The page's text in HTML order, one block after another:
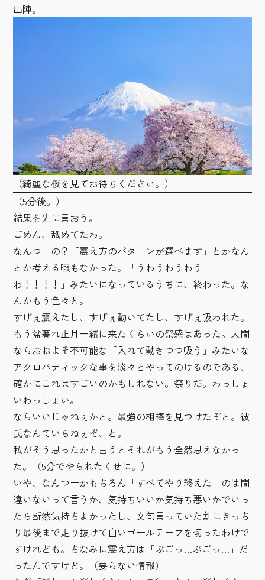
出陣。
（綺麗な桜を見てお待ちください。）
（5分後。）
結果を先に言おう。
ごめん、舐めてたわ。
なんつーの？「震え方のパターンが選べます」とかなん
とか考える暇もなかった。「うわうわうわう
わ！！！！」みたいになっているうちに、終わった。な
んかもう色々と。
すげぇ震えたし、すげぇ動いてたし、すげぇ吸われた。
もう盆暮れ正月一緒に来たくらいの祭感はあった。人間
ならおおよそ不可能な「入れて動きつつ吸う」みたいな
アクロバティックな事を淡々とやってのけるのである、
確かにこれはすごいのかもしれない。祭りだ。わっしょ
いわっしょい。
ならいいじゃねぇかと。最強の相棒を見つけたぞと。彼
氏なんていらねぇぞ、と。
私がそう思ったかと言うとそれがもう全然思えなかっ
た。（5分でやられたくせに。）
いや、なんつーかもちろん「すべてやり終えた」のは間
違いないって言うか、気持ちいいか気持ち悪いかでいっ
たら断然気持ちよかったし、文句言っていた割にきっち
り最後まで走り抜けて白いゴールテープを切ったわけで
すけれども。ちなみに震え方は「ぶごっ…ぶごっ…」だ
ったんですけど。（要らない情報）